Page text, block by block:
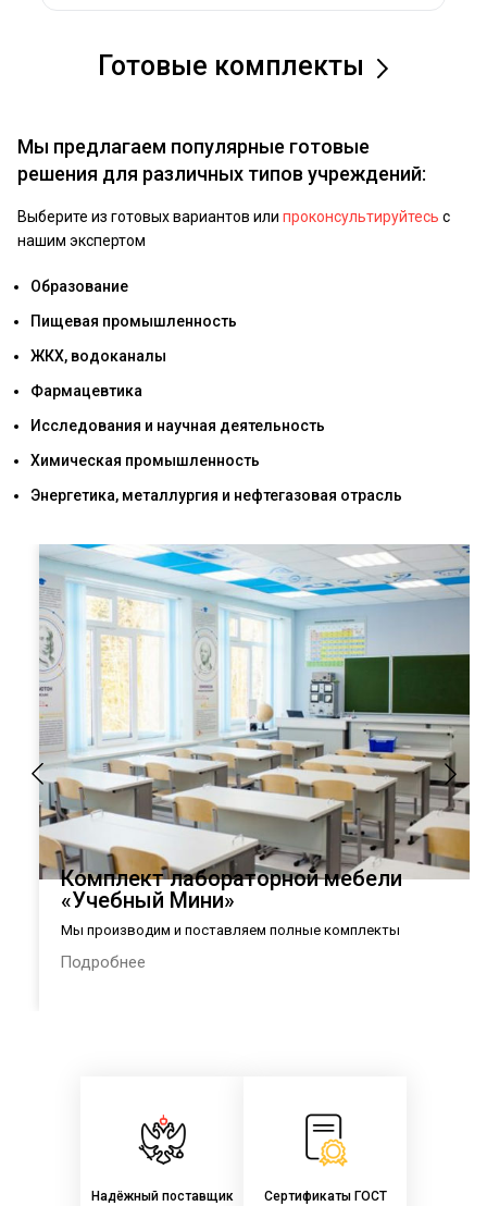
Готовые комплекты
Мы предлагаем популярные готовые
решения для различных типов учреждений:
Выберите из готовых вариантов или проконсультируйтесь с
нашим экспертом
Образование
Пищевая промышленность
ЖКХ, водоканалы
Фармацевтика
Исследования и научная деятельность
Химическая промышленность
Энергетика, металлургия и нефтегазовая отрасль
Комплект лабораторной мебели
«Учебный Мини»
Мы производим и поставляем полные комплекты
лабораторной мебели в общеобразовательные организации
Подробнее
Надёжный поставщик
Сертификаты ГОСТ